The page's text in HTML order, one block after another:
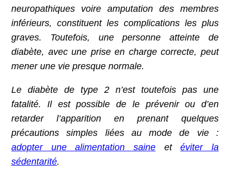
neuropathiques voire amputation des membres
inférieurs, constituent les complications les plus
graves. Toutefois, une personne atteinte de
diabète, avec une prise en charge correcte, peut
mener une vie presque normale.
Le diabète de type 2 n’est toutefois pas une
fatalité. Il est possible de le prévenir ou d’en
retarder l’apparition en prenant quelques
précautions simples liées au mode de vie :
adopter une alimentation saine etéviter la
sédentarité.